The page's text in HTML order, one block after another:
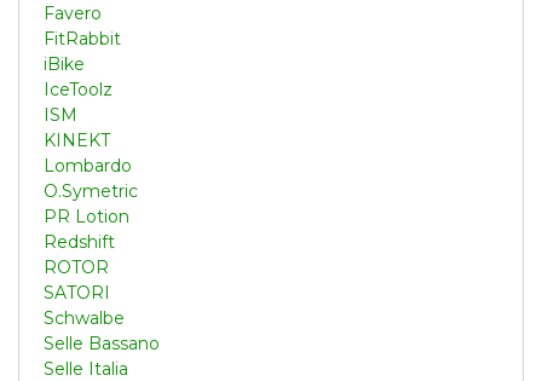
Favero
FitRabbit
iBike
IceToolz
ISM
KINEKT
Lombardo
O.Symetric
PR Lotion
Redshift
ROTOR
SATORI
Schwalbe
Selle Bassano
Selle Italia